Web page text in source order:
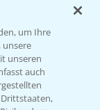
um Ihre
unsere
unseren
auch